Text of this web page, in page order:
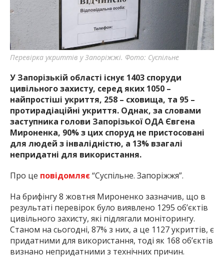
найважливішу інформацію про події
міста Запоріжжя та області.
Перевірка укриттів у Запоріжжі. Фото: Суспільне
У Запорізькій області існує 1403 споруди
цивільного захисту, серед яких 1050 –
найпростіші укриття, 258 – сховища, та 95 –
протирадіаційні укриття. Однак, за словами
заступника голови Запорізької ОДА Євгена
Мироненка, 90% з цих споруд не пристосовані
для людей з інвалідністю, а 13% взагалі
непридатні для використання.
Про це повідомляє “Суспільне. Запоріжжя”.
На брифінгу 8 жовтня Мироненко зазначив, що в
результаті перевірок було виявлено 1295 об’єктів
цивільного захисту, які підлягали моніторингу.
Станом на сьогодні, 87% з них, а це 1127 укриттів, є
придатними для використання, тоді як 168 об’єктів
визнано непридатними з технічних причин.